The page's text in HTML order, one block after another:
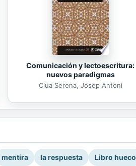
Comunicación y lectoescritura:
nuevos paradigmas
Clua Serena, Josep Antoni
mentira la respuesta Libro hueco